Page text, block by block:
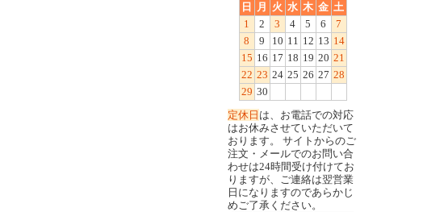
日
月 火 水 木 金 土
1
2 3 4 5 6
7
8
9 10 11 12 13 14
15 16 17 18 19 20 21
22 23 24 25 26 27 28
29 30
定休日 は、お電話での対応
はお休みさせていただいて
おります。 サイトからのご
注文・メールでのお問い合
わせは24時間受け付けてお
りますが、ご連絡は翌営業
日になりますのであらかじ
めご了承ください。